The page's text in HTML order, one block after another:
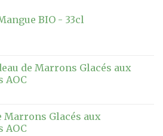
BIO - 33cl
de Marrons Glacés aux
AOC
Glacés aux
AOC